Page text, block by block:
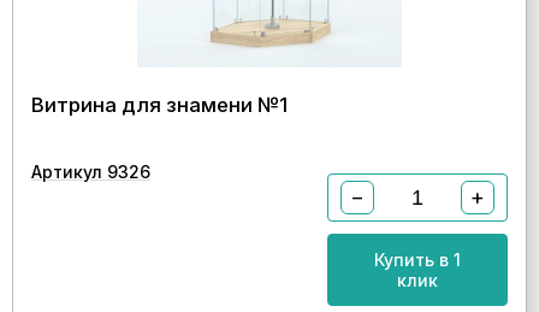
Витрина для знамени №1
Артикул 9326
− +
Купить в 1
клик